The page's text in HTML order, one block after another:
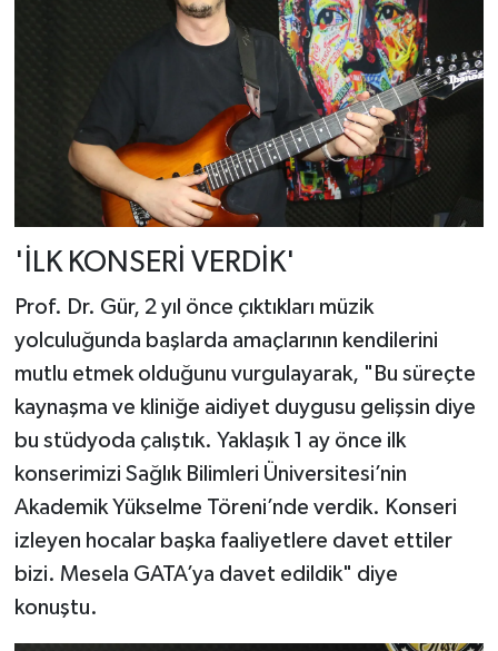
'İLK KONSERİ VERDİK'
Prof. Dr. Gür, 2 yıl önce çıktıkları müzik
yolculuğunda başlarda amaçlarının kendilerini
mutlu etmek olduğunu vurgulayarak, "Bu süreçte
kaynaşma ve kliniğe aidiyet duygusu gelişsin diye
bu stüdyoda çalıştık. Yaklaşık 1 ay önce ilk
konserimizi Sağlık Bilimleri Üniversitesi’nin
Akademik Yükselme Töreni’nde verdik. Konseri
izleyen hocalar başka faaliyetlere davet ettiler
bizi. Mesela GATA’ya davet edildik" diye
konuştu.